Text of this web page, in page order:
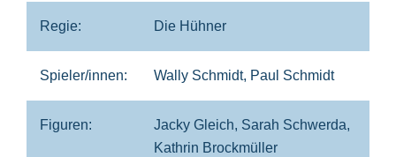
Regie: Die Hühner
Spieler/innen: Wally Schmidt, Paul Schmidt
Figuren:
Jacky Gleich, Sarah Schwerda,
Kathrin Brockmüller